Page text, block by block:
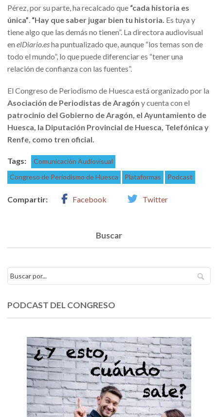
Pérez, por su parte, ha recalcado que “cada historia es
única” “Hay que saber jugar bien tu historia. Es tuya y
tiene algo que las demás no tienen”. La directora audiovisual
en elDiario.esha puntualizado que, aunque “los temas son de
todo el mundo”, lo que puede diferenciar es “tener una
relación de confianza con las fuentes”.
El Congreso de Periodismo de Huesca está organizado por la
Asociación de Periodistas de Aragón y cuenta con el
patrocinio del Gobierno de Aragón, el Ayuntamiento de
Huesca, la Diputación Provincial de Huesca, Telefónica y
Renfe, como tren oficial.
Tags:
Comunicación Audiovisual
Congreso de Periodismo de Huesca
Plataformas Podcast
Compartir: Facebook Twitter
Buscar
PODCAST DEL CONGRESO